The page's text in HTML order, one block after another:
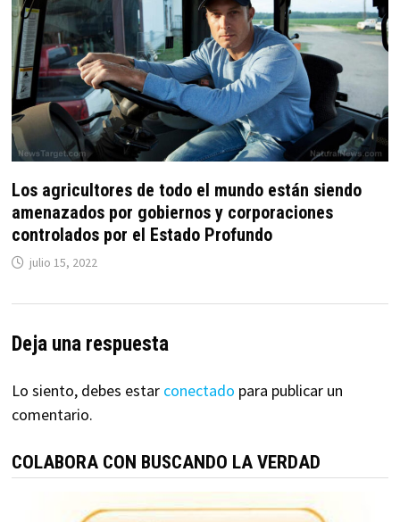
Los agricultores de todo el mundo están siendo
amenazados por gobiernos y corporaciones
controlados por el Estado Profundo
julio 15, 2022
Deja una respuesta
Lo siento, debes estar conectado para publicar un
comentario.
COLABORA CON BUSCANDO LA VERDAD